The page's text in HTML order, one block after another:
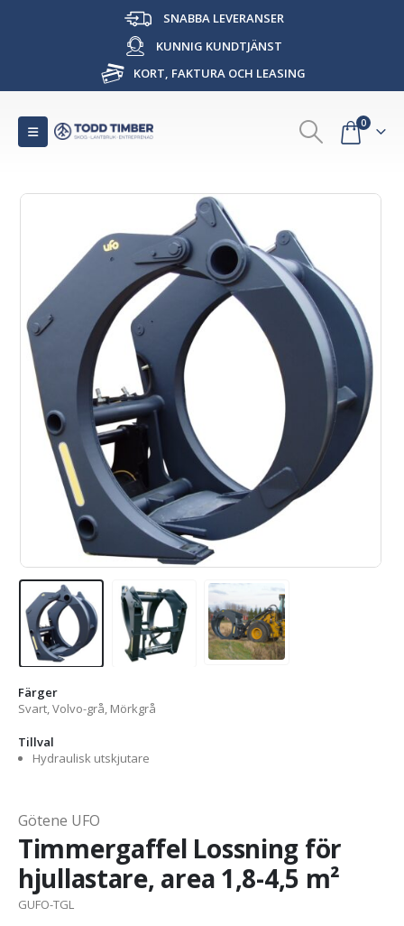
SNABBA LEVERANSER
KUNNIG KUNDTJÄNST
KORT, FAKTURA OCH LEASING
0
Färger
Svart, Volvo-grå, Mörkgrå
Tillval
Hydraulisk utskjutare
Götene UFO
Timmergaffel Lossning för
hjullastare, area 1,8-4,5 m²
GUFO-TGL